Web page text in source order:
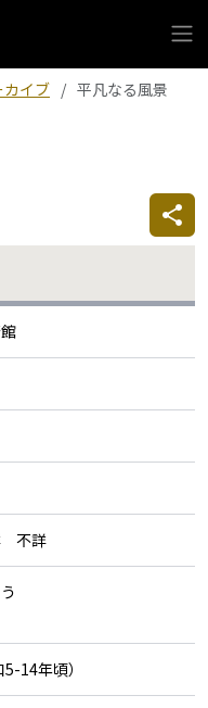
カイブ 平凡なる風景
不詳
14年頃）